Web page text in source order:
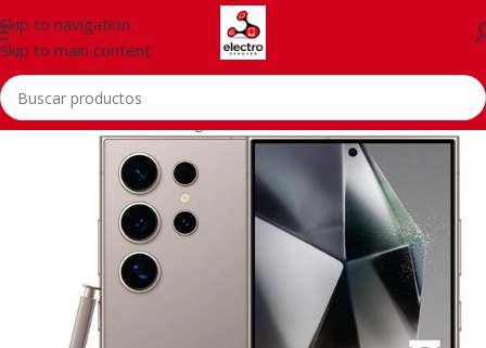
Skip to navigation
Skip to main content
Inicio/Telefonía/Samsung